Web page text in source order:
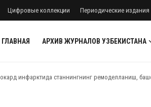
Цифровые коллекции Периодические издания
ГЛАВНАЯ АРХИВ ЖУРНАЛОВ УЗБЕКИСТАНА
инфарктида станнингнинг ремоделланиш,